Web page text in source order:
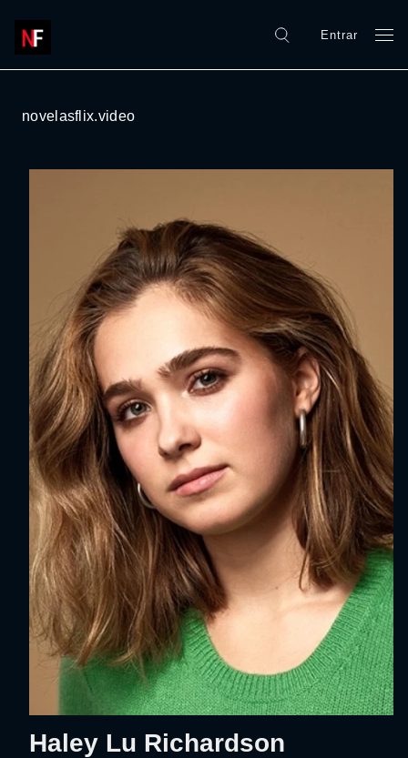
Entrar
novelasflix.video
Haley Lu Richardson